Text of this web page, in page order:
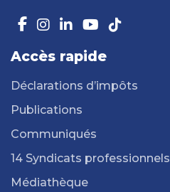
Accès rapide
Déclarations d’impôts
Publications
Communiqués
14 Syndicats professionnels
Médiathèque